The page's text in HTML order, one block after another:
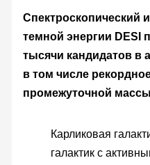
Спектроскопический
темной энергии DESI
тысячи кандидатов
в том числе
промежуточной
Карликовая
галактик с